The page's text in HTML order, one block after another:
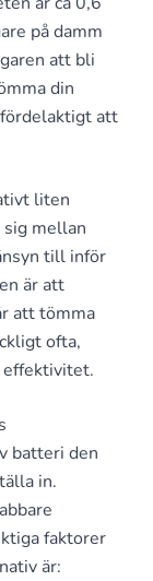
på damm
att bli
din
att
liten
sig mellan
till inför
är att
att tömma
ofta,
effektivitet.
batteri den
in.
faktorer
är: